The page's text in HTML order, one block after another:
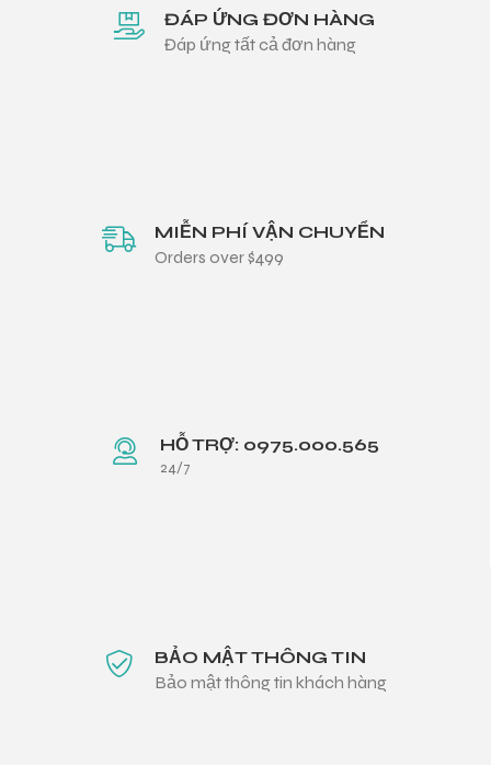
ĐÁP ỨNG ĐƠN HÀNG
Đáp ứng tất cả đơn hàng
MIỄN PHÍ VẬN CHUYỂN
Orders over $499
HỖ TRỢ: 0975.000.565
24/7
BẢO MẬT THÔNG TIN
Bảo mật thông tin khách hàng